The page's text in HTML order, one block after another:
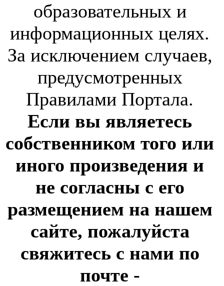
образовательных и
информационных целях.
За исключением случаев,
предусмотренных
Правилами Портала.
Если вы являетесь
собственником того или
иного произведения и
не согласны с его
размещением на нашем
сайте, пожалуйста
свяжитесь с нами по
почте -